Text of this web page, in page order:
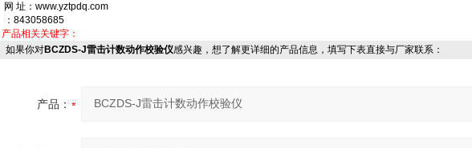
网 址：www.yztpdq.com
：843058685
产品相关关键字：
如果你对BCZDS-J雷击计数动作校验仪感兴趣，想了解更详细的产品信息，填写下表直接与厂家联系：
产品：